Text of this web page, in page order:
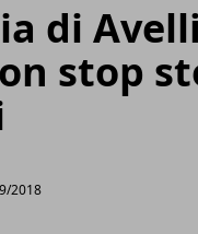
di
stop
2018